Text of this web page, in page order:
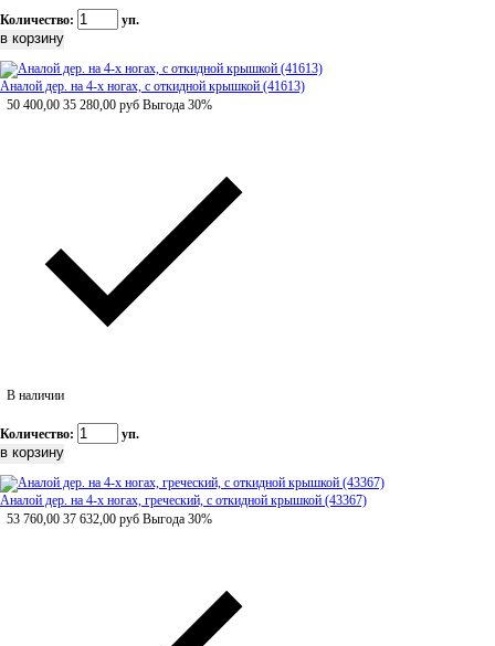
Количество: уп.
Аналой дер. на 4-х ногах, с откидной крышкой (41613)
50 400,00 35 280,00 руб Выгода 30%
В наличии
Количество: уп.
Аналой дер. на 4-х ногах, греческий, с откидной крышкой (43367)
53 760,00 37 632,00 руб Выгода 30%